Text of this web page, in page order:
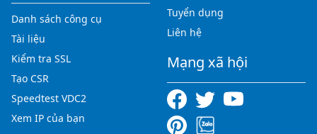
Danh sách công cụ
Tài liệu
Kiểm tra SSL
Tạo CSR
Speedtest VDC2
Xem IP của bạn
Tuyển dụng
Liên hệ
Mạng xã hội